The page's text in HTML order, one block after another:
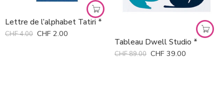
Lettre de l’alphabet Tatiri *
CHF4.00 CHF 2.00
Tableau Dwell Studio *
CHF89.00 CHF 39.00